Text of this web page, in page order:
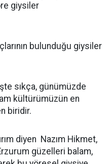
giysiler
bulunduğu giysiler
sıkça, günümüzde
kültürümüzün en
biridir.
diyen Nazım Hikmet,
güzelleri balam,